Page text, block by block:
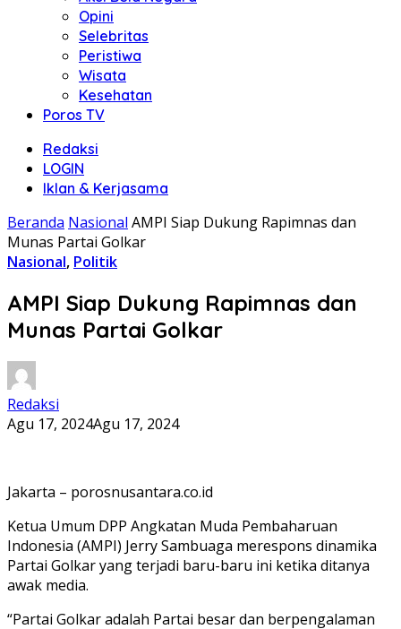
Opini
Selebritas
Peristiwa
Wisata
Kesehatan
Poros TV
Redaksi
LOGIN
Iklan & Kerjasama
Beranda Nasional AMPI Siap Dukung Rapimnas dan
Munas Partai Golkar
Nasional, Politik
AMPI Siap Dukung Rapimnas dan
Munas Partai Golkar
Redaksi
Agu 17, 2024Agu 17, 2024
Jakarta – porosnusantara.co.id
Ketua Umum DPP Angkatan Muda Pembaharuan
Indonesia (AMPI) Jerry Sambuaga merespons dinamika
Partai Golkar yang terjadi baru-baru ini ketika ditanya
awak media.
“Partai Golkar adalah Partai besar dan berpengalaman